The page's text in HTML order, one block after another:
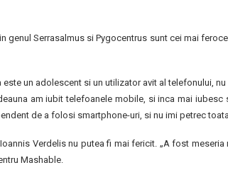
genul Serrasalmus si Pygocentrus sunt cei mai
un adolescent si un utilizator avit al telefonului,
am iubit telefoanele mobile, si inca mai iubesc
de a folosi smartphone-uri, si nu imi petrec
Verdelis nu putea fi mai fericit. „A fost
Mashable.